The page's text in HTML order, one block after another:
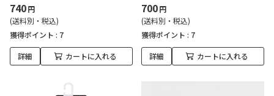
740円
(送料別・税込)
獲得ポイント : 7
詳細 カートに入れる
700円
(送料別・税込)
獲得ポイント : 7
詳細 カートに入れる